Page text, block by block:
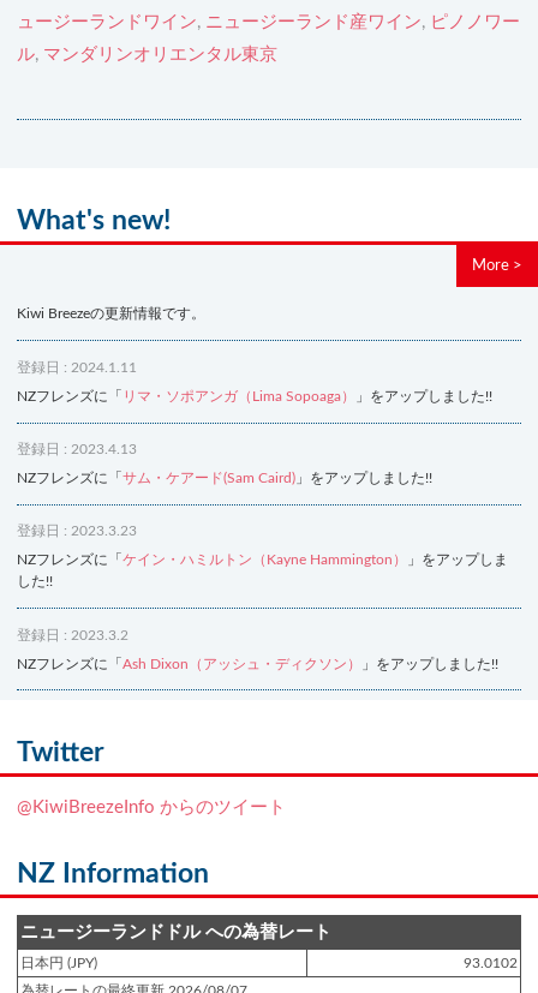
ュージーランドワイン, ニュージーランド産ワイン, ピノノワー
ル, マンダリンオリエンタル東京
What's new!
More >
Kiwi Breezeの更新情報です。
登録日 : 2024.1.11
NZフレンズに「 リマ・ソポアンガ（Lima Sopoaga） 」をアップしました!!
登録日 : 2023.4.13
NZフレンズに「 サム・ケアード(Sam Caird) 」をアップしました!!
登録日 : 2023.3.23
NZフレンズに「 ケイン・ハミルトン（Kayne Hammington）
」をアップしま
した!!
登録日 : 2023.3.2
NZフレンズに「 Ash Dixon（アッシュ・ディクソン） 」をアップしました!!
NZフレンズに「
登録日 : 2019.4.10
登録日 : 2019.2.28
NZクッキングに「ニュージーランド産キウイの酢の物
登録日 : 2019.2.4
Twitter
@KiwiBreezeInfo からのツイート
NZ Information
ニュージーランドドル への為替レート
日本円 (JPY)
93.0102